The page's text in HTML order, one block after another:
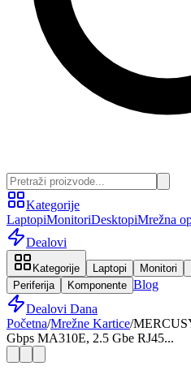
Kategorije
LaptopiMonitoriDesktopiMrežna
Dealovi
Kategorije Laptopi Monitori
Periferija
Komponente Blog
Dealovi Dana
Početna/Mrežne Kartice/
Gbps MA310E, 2.5 Gbe RJ45...